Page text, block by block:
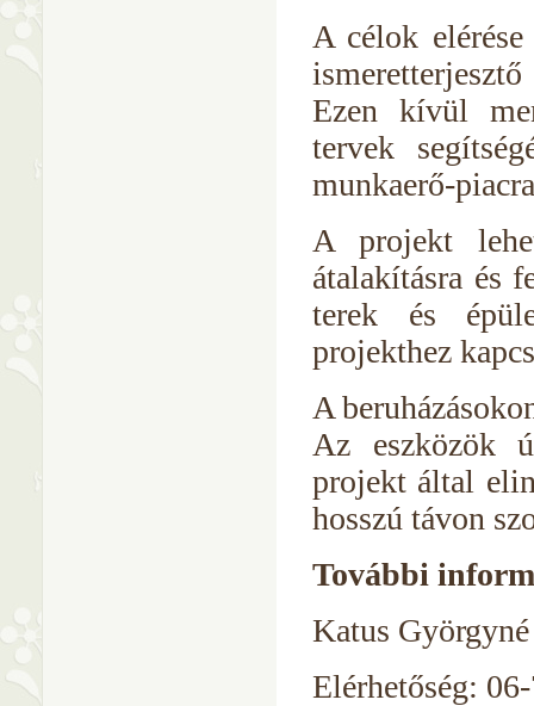
A célok elérése
Ezen kívül
tervek
munkaerő-
A projekt
átalakításra és
terek és
projekthez
A
Az eszközök
projekt által
hosszú távon
További
Katus Györgyné
Elérhetőség: